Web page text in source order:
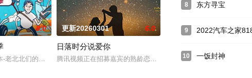
、纳木措、雅鲁藏布江大峡谷及新疆帕米尔高原为核心场景。通过“自驾+露营”
8.0
-老北北们的假期开始了!本季就业厚米团将共建一个独一无二的「奇趣厚米之家」
更新20260301 6.0
日落时分说爱你
腾讯视频正在招募嘉宾的熟龄恋爱旅行真人秀，节目聚焦50岁以
8 东方寻宝
9 2022汽车之家
10 一饭封神